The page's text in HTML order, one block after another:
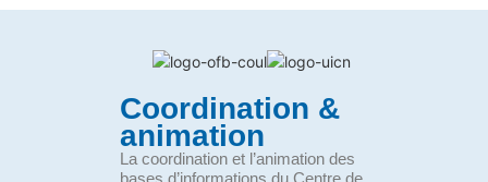
Coordination &
animation
La coordination et l’animation des
bases d’informations du Centre de